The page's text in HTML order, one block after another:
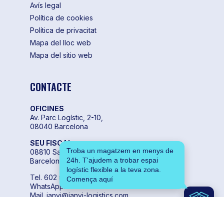
Avís legal
Política de cookies
Política de privacitat
Mapa del lloc web
Mapa del sitio web
CONTACTE
OFICINES
Av. Parc Logístic, 2-10,
08040 Barcelona
SEU FISCAL
08810 Sant Pere de Ribes,
Barcelona
Tel. 602 55 04 00
WhatsApp. +34 602 55 04 00
Troba un magatzem en menys de
24h. T'ajudem a trobar espai
logístic flexible a la teva zona.
Comença aquí